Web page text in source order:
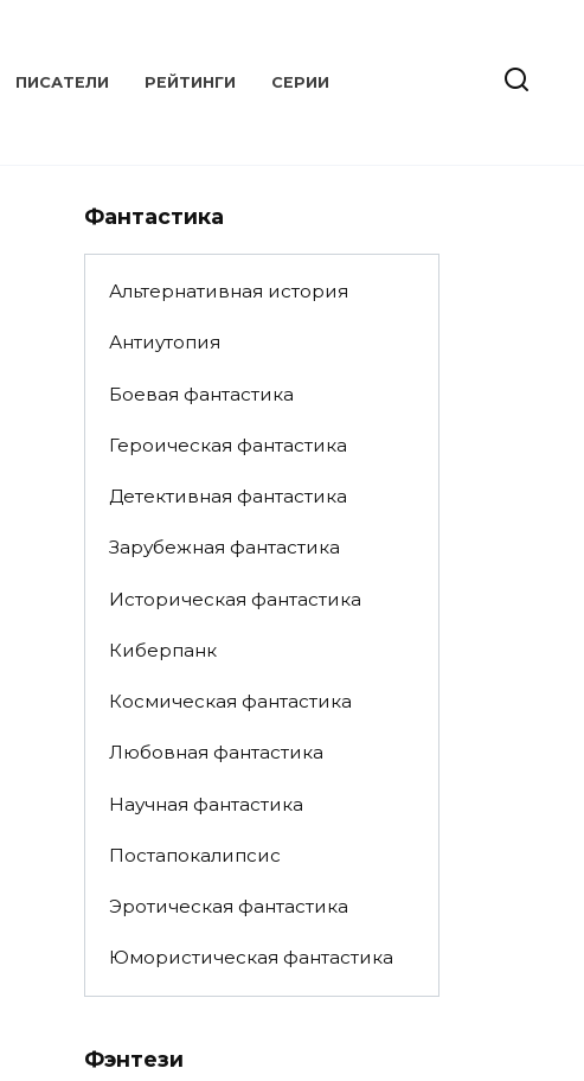
ПИСАТЕЛИ РЕЙТИНГИ СЕРИИ
Фантастика
Альтернативная история
Антиутопия
Боевая фантастика
Героическая фантастика
Детективная фантастика
Зарубежная фантастика
Историческая фантастика
Киберпанк
Космическая фантастика
Любовная фантастика
Научная фантастика
Постапокалипсис
Эротическая фантастика
Юмористическая фантастика
Фэнтези